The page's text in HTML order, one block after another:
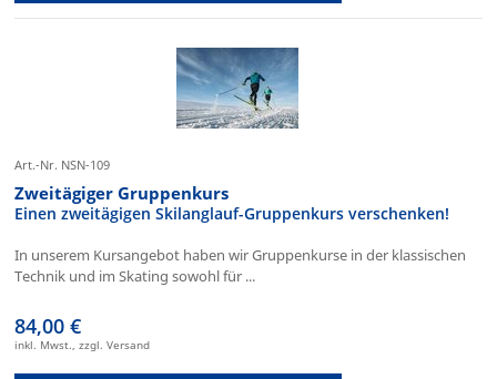
Art.-Nr. NSN-109
Zweitägiger Gruppenkurs
Einen zweitägigen Skilanglauf-Gruppenkurs verschenken!
In unserem Kursangebot haben wir Gruppenkurse in der klassischen
Technik und im Skating sowohl für ...
84,00 €
inkl. Mwst., zzgl. Versand